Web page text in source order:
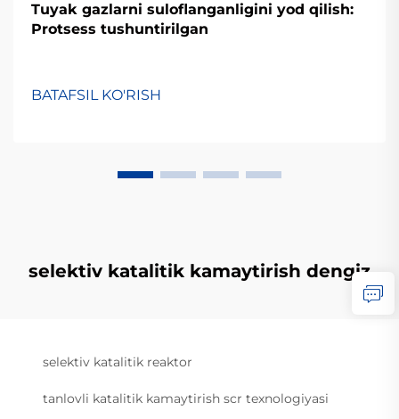
Tuyak gazlarni suloflanganligini yod qilish:
Protsess tushuntirilgan
BATAFSIL KO'RISH
selektiv katalitik kamaytirish dengiz
selektiv katalitik reaktor
tanlovli katalitik kamaytirish scr texnologiyasi